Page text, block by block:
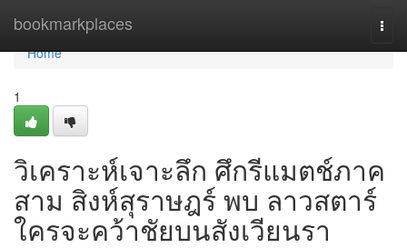
bookmarkplaces
Home
Home
1
วิเคราะห์เจาะลึก ศึกรีแมตช์ภาค
สาม สิงห์สุราษฎร์ พบ ลาวสตาร์
ใครจะคว้าชัยบนสังเวียนรา